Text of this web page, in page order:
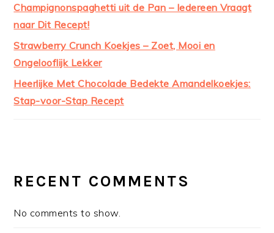
Champignonspaghetti uit de Pan – Iedereen Vraagt
naar Dit Recept!
Strawberry Crunch Koekjes – Zoet, Mooi en
Ongelooflijk Lekker
Heerlijke Met Chocolade Bedekte Amandelkoekjes:
Stap-voor-Stap Recept
RECENT COMMENTS
No comments to show.